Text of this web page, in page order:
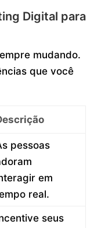
Digital para
mudando.
que você
pessoas
em
real.
seus